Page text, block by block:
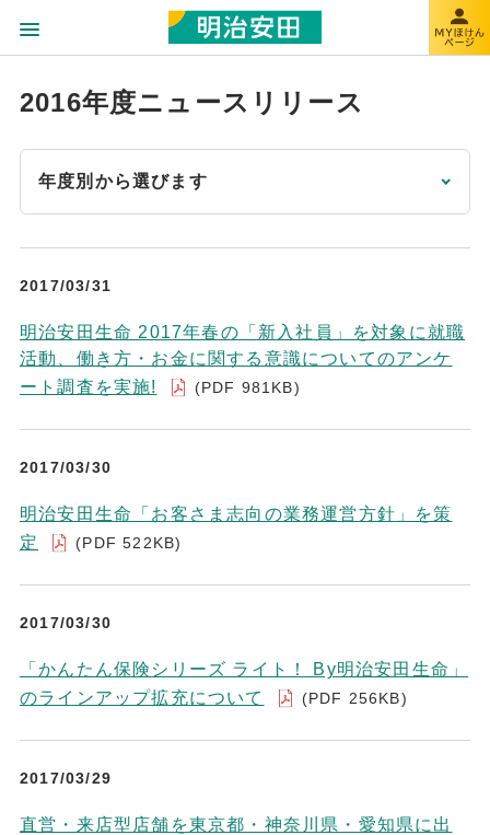
2016年度ニュースリリース
年度別から選びます
2017/03/31
明治安田生命 2017年春の「新入社員」を対象に就職
活動、働き方・お金に関する意識についてのアンケ
ート調査を実施!
(PDF 981KB)
2017/03/30
明治安田生命「お客さま志向の業務運営方針」を策
定
(PDF 522KB)
2017/03/30
「かんたん保険シリーズ ライト！ By明治安田生命」
のラインアップ拡充について
(PDF 256KB)
2017/03/29
直営・来店型店舗を東京都・神奈川県・愛知県に出